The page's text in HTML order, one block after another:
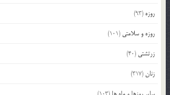
روزه (93)
روزه و سلامتی (101)
زرتشتی (40)
زنان(317)